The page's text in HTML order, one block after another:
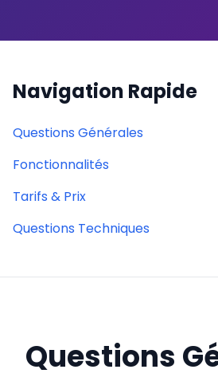
Evaluation des Agents
🚀 API Click2Call
🛡️ Sécurité
Téléphonie Fixe IP
Navigation Rapide
Questions Générales
Fonctionnalités
Tarifs & Prix
Questions Techniques
Questions